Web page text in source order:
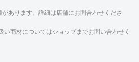
あります。詳細は店舗にお問合わせくださ
商材についてはショップまでお問い合わせく